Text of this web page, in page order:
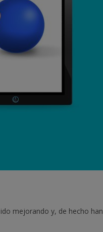
mejorando y, de hecho